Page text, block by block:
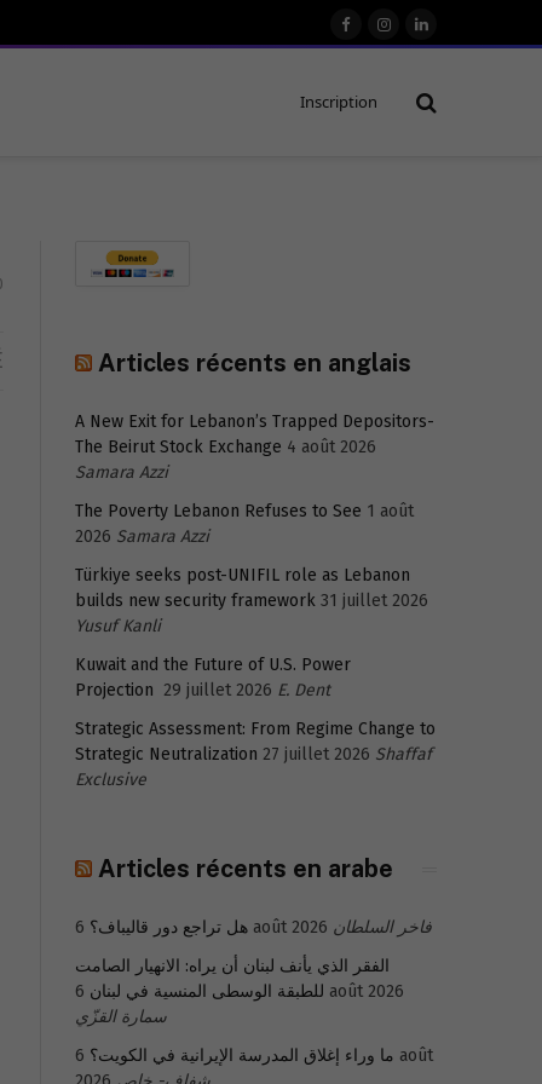
FacebookInstagram
LinkedIn
Inscription
Articles récents en anglais
A New Exit for Lebanon’s Trapped Depositors-
The Beirut Stock Exchange 4 août 2026
Samara Azzi
The Poverty Lebanon Refuses to See 1 août
2026 Samara Azzi
Türkiye seeks post-UNIFIL role as Lebanon
builds new security framework 31 juillet 2026
Yusuf Kanli
Kuwait and the Future of U.S. Power
Projection 29 juillet 2026 E. Dent
Strategic Assessment: From Regime Change to
Strategic Neutralization 27 juillet 2026 Shaffaf
Exclusive
Articles récents en arabe
هل تراجع دور قاليباف؟ 6 août 2026 فاخر السلطان
الفقر الذي يأنف لبنان أن يراه: الانهيار الصامت
للطبقة الوسطى المنسية في لبنان 6 août 2026
سمارة القزّي
ما وراء إغلاق المدرسة الإيرانية في الكويت؟ 6 août